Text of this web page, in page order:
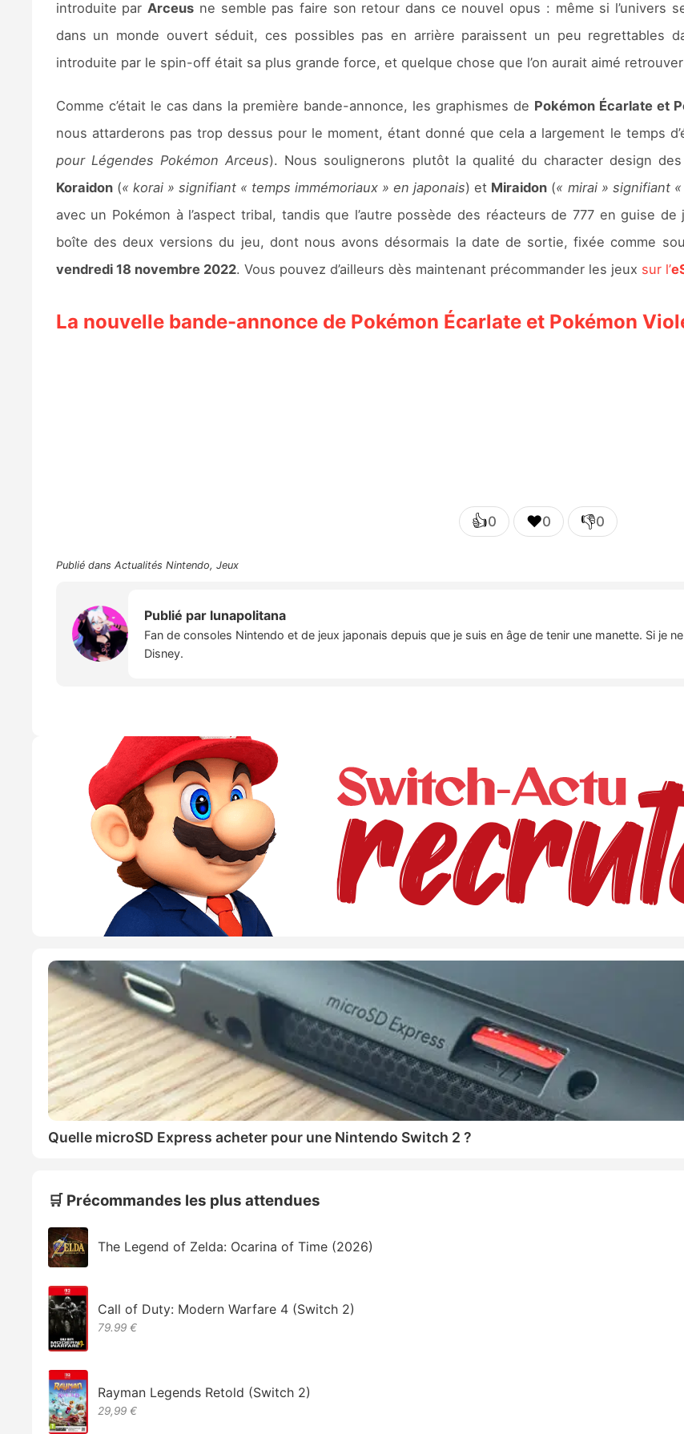
introduite par Arceus ne semble pas faire son retour dans ce nouvel opus : même si l’univers
dans un monde ouvert séduit, ces possibles pas en arrière paraissent un peu regrettables
introduite par le spin-off était sa plus grande force, et quelque chose que l’on aurait aimé
Comme c’était le cas dans la première bande-annonce, les graphismes de Pokémon Écarlate et
nous attarderons pas trop dessus pour le moment, étant donné que cela a largement le temps
pour Légendes Pokémon Arceus). Nous soulignerons plutôt la qualité du character design
Koraidon(« korai » signifiant « temps immémoriaux » en japonais) et Miraidon (« mirai » signifiant
avec un Pokémon à l’aspect tribal, tandis que l’autre possède des réacteurs de 777 en guise
boîte des deux versions du jeu, dont nous avons désormais la date de sortie, fixée comme
vendredi 18 novembre 2022. Vous pouvez d’ailleurs dès maintenant précommander les jeux sur l’
La nouvelle bande-annonce de Pokémon Écarlate et Pokémon
👍0 ❤️0 👎0
Publié dans Actualités Nintendo, Jeux
Publié par lunapolitana
Fan de consoles Nintendo et de jeux japonais depuis que je suis en âge de tenir une manette. Si je
Disney.
Quelle microSD Express acheter pour une Nintendo Switch 2 ?
🛒 Précommandes les plus attendues
The Legend of Zelda: Ocarina of Time (2026)
Call of Duty: Modern Warfare 4 (Switch 2)
79.99 €
Rayman Legends Retold (Switch 2)
29,99 €